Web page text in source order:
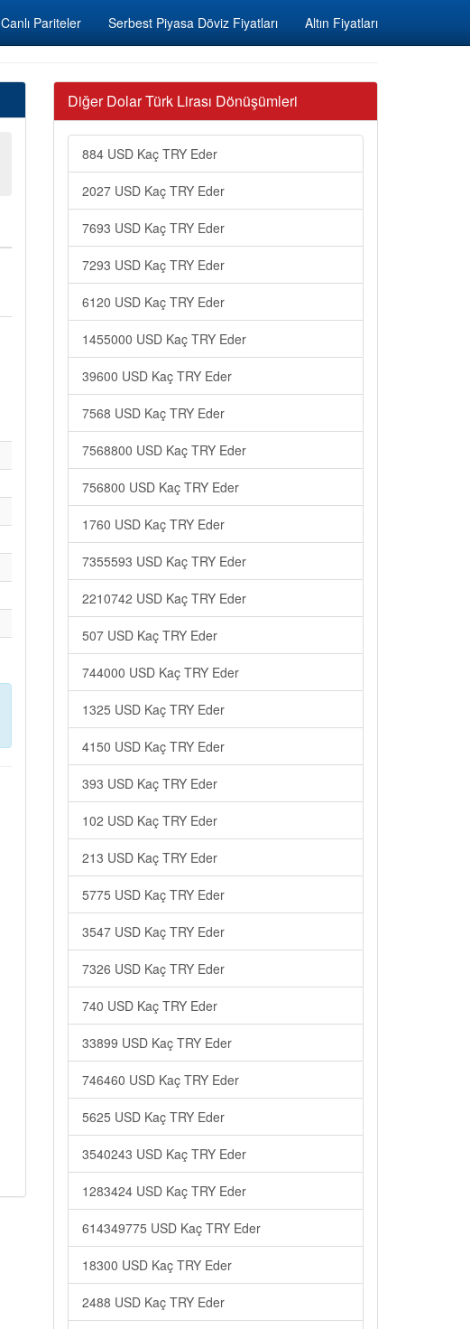
Canlı Pariteler Serbest Piyasa Döviz Fiyatları Altın Fiyatları
Diğer Dolar Türk Lirası Dönüşümleri
884 USD Kaç TRY Eder
2027 USD Kaç TRY Eder
7693 USD Kaç TRY Eder
7293 USD Kaç TRY Eder
6120 USD Kaç TRY Eder
1455000 USD Kaç TRY Eder
39600 USD Kaç TRY Eder
7568 USD Kaç TRY Eder
7568800 USD Kaç TRY Eder
756800 USD Kaç TRY Eder
1760 USD Kaç TRY Eder
7355593 USD Kaç TRY Eder
2210742 USD Kaç TRY Eder
507 USD Kaç TRY Eder
744000 USD Kaç TRY Eder
1325 USD Kaç TRY Eder
4150 USD Kaç TRY Eder
393 USD Kaç TRY Eder
102 USD Kaç TRY Eder
213 USD Kaç TRY Eder
5775 USD Kaç TRY Eder
3547 USD Kaç TRY Eder
7326 USD Kaç TRY Eder
740 USD Kaç TRY Eder
33899 USD Kaç TRY Eder
746460 USD Kaç TRY Eder
5625 USD Kaç TRY Eder
3540243 USD Kaç TRY Eder
1283424 USD Kaç TRY Eder
614349775 USD Kaç TRY Eder
18300 USD Kaç TRY Eder
2488 USD Kaç TRY Eder